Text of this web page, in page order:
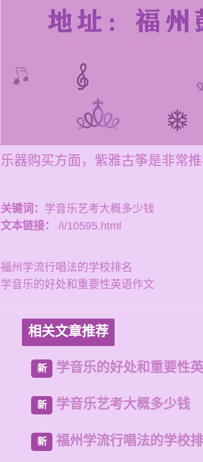
乐器购买方面，紫雅古筝是非常
关键词： 学音乐艺考大概多少钱
文本链接：
/i/10595.html
福州学流行唱法的学校排名
学音乐的好处和重要性英语作文
相关文章推荐
新 学音乐的好处和重要性
新 学音乐艺考大概多少钱
新 福州学流行唱法的学校